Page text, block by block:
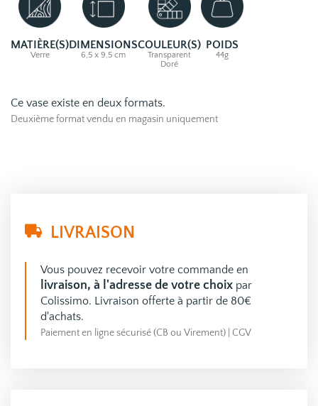
MATIÈRE(S)
Verre
DIMENSIONS
6,5 x 9,5 cm
COULEUR(S)
Transparent
Doré
POIDS
44g
Ce vase existe en deux formats.
Deuxième format vendu en magasin uniquement
LIVRAISON
Vous pouvez recevoir votre commande en
livraison, à l'adresse de votre choix par
Colissimo. Livraison offerte à partir de 80€
d'achats.
Paiement en ligne sécurisé (CB ou Virement) CGV